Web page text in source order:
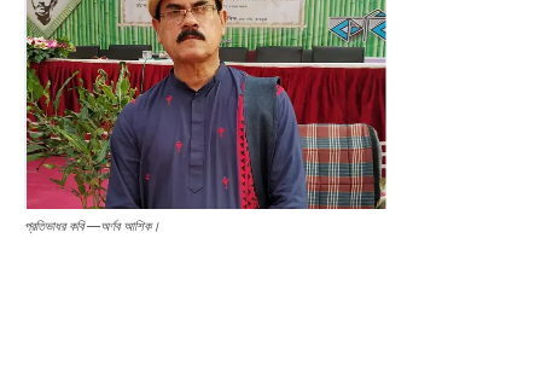
প্রতিভাধর কবি —অর্ণব আশিক।